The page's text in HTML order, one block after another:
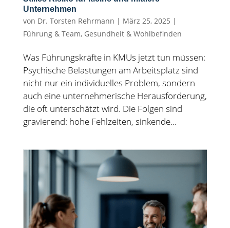
Unternehmen
von Dr. Torsten Rehrmann | März 25, 2025 |
Führung & Team, Gesundheit & Wohlbefinden
Was Führungskräfte in KMUs jetzt tun müssen:
Psychische Belastungen am Arbeitsplatz sind
nicht nur ein individuelles Problem, sondern
auch eine unternehmerische Herausforderung,
die oft unterschätzt wird. Die Folgen sind
gravierend: hohe Fehlzeiten, sinkende...